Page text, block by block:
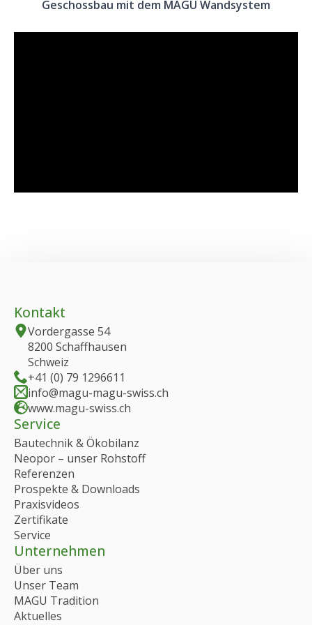
Geschossbau mit dem MAGU Wandsystem
Kontakt
Vordergasse 54
8200 Schaffhausen
Schweiz
+41 (0) 79 1296611
info@magu-magu-swiss.ch
www.magu-swiss.ch
Service
Bautechnik & Ökobilanz
Neopor – unser Rohstoff
Referenzen
Prospekte & Downloads
Praxisvideos
Zertifikate
Service
Unternehmen
Über uns
Unser Team
MAGU Tradition
Aktuelles